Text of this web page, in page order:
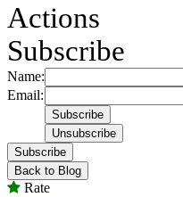
Actions
Subscribe
Name:
Email:
Subscribe
Back to Blog
Rate